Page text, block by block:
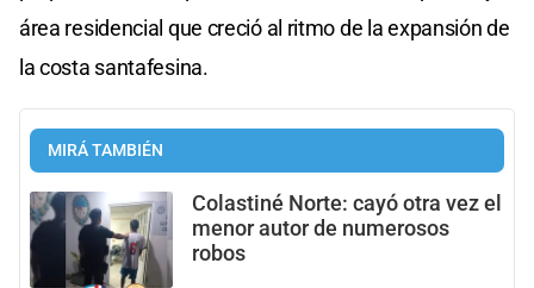
área residencial que creció al ritmo de la expansión de
la costa santafesina.
MIRÁ TAMBIÉN
Colastiné Norte: cayó otra vez el
menor autor de numerosos
robos